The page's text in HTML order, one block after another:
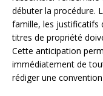
débuter la procédure.
famille, les justificatifs
titres de propriété
Cette anticipation
immédiatement de
rédiger une